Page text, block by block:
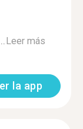
Leer más
la app